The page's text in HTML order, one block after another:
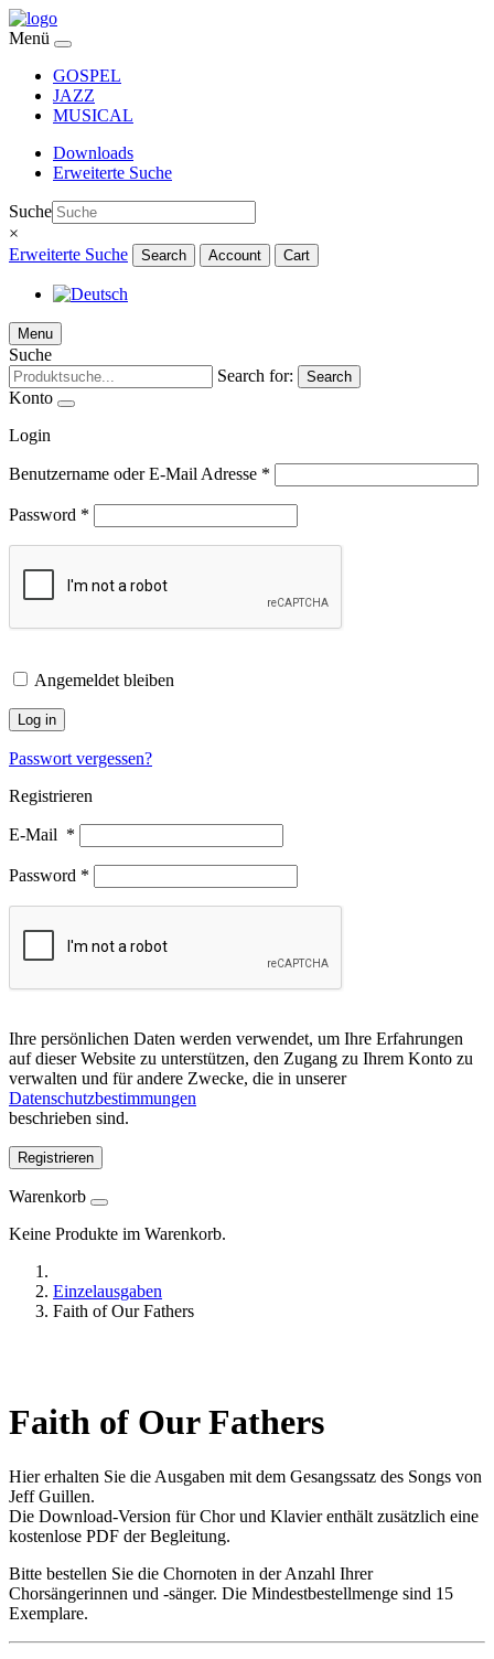
Menü
GOSPEL
JAZZ
MUSICAL
Downloads
Erweiterte Suche
Suche
×
Erweiterte Suche
Search Account Cart
Menu
Suche
Search for:
Search
Konto
Login
Benutzername oder E-Mail Adresse *
Password *
Angemeldet bleiben
Log in
Passwort vergessen?
Registrieren
E-Mail *
Password *
Ihre persönlichen Daten werden verwendet, um Ihre Erfahrungen
auf dieser Website zu unterstützen, den Zugang zu Ihrem Konto zu
verwalten und für andere Zwecke, die in unserer
Datenschutzbestimmungen
beschrieben sind.
Registrieren
Warenkorb
Keine Produkte im Warenkorb.
Einzelausgaben
Faith of Our Fathers
Faith of Our Fathers
Hier erhalten Sie die Ausgaben mit dem Gesangssatz des Songs von
Jeff Guillen.
Die Download-Version für Chor und Klavier enthält zusätzlich eine
kostenlose PDF der Begleitung.
Bitte bestellen Sie die Chornoten in der Anzahl Ihrer
Chorsängerinnen und -sänger. Die Mindestbestellmenge sind 15
Exemplare.